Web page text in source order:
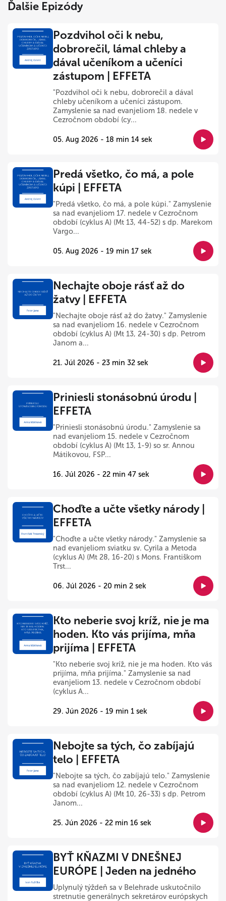
Ďalšie Epizódy
Pozdvihol oči k nebu,
dobrorečil, lámal chleby a
dával učeníkom a učeníci
zástupom | EFFETA
"Pozdvihol oči k nebu, dobrorečil a dával
chleby učeníkom a učeníci zástupom.
Zamyslenie sa nad evanjeliom 18. nedele v
Cezročnom období (cy...
05. Aug 2026 - 18 min 14 sek
Predá všetko, čo má, a pole
kúpi | EFFETA
"Predá všetko, čo má, a pole kúpi." Zamyslenie
sa nad evanjeliom 17. nedele v Cezročnom
období (cyklus A) (Mt 13, 44-52) s dp. Marekom
Vargo...
05. Aug 2026 - 19 min 17 sek
Nechajte oboje rásť až do
žatvy | EFFETA
"Nechajte oboje rásť až do žatvy." Zamyslenie
sa nad evanjeliom 16. nedele v Cezročnom
období (cyklus A) (Mt 13, 24-30) s dp. Petrom
Janom a...
21. Júl 2026 - 23 min 32 sek
Priniesli stonásobnú úrodu |
EFFETA
"Priniesli stonásobnú úrodu." Zamyslenie sa
nad evanjeliom 15. nedele v Cezročnom
období (cyklus A) (Mt 13, 1-9) so sr. Annou
Mátikovou, FSP...
16. Júl 2026 - 22 min 47 sek
Choďte a učte všetky národy |
EFFETA
"Choďte a učte všetky národy." Zamyslenie sa
nad evanjeliom sviatku sv. Cyrila a Metoda
(cyklus A) (Mt 28, 16-20) s Mons. Františkom
Trst...
06. Júl 2026 - 20 min 2 sek
Kto neberie svoj kríž, nie je ma
hoden. Kto vás prijíma, mňa
prijíma | EFFETA
"Kto neberie svoj kríž, nie je ma hoden. Kto vás
prijíma, mňa prijíma." Zamyslenie sa nad
evanjeliom 13. nedele v Cezročnom období
(cyklus A...
29. Jún 2026 - 19 min 1 sek
Nebojte sa tých, čo zabíjajú
telo | EFFETA
"Nebojte sa tých, čo zabíjajú telo." Zamyslenie
sa nad evanjeliom 12. nedele v Cezročnom
období (cyklus A) (Mt 10, 26-33) s dp. Petrom
Janom...
25. Jún 2026 - 22 min 16 sek
BYŤ KŇAZMI V DNEŠNEJ
EURÓPE | Jeden na jedného
Uplynulý týždeň sa v Belehrade uskutočnilo
stretnutie generálnych sekretárov európskych